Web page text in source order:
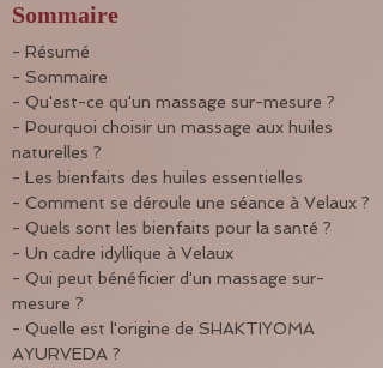
Sommaire
- Résumé
- Sommaire
- Qu'est-ce qu'un massage sur-mesure ?
- Pourquoi choisir un massage aux huiles
naturelles ?
- Les bienfaits des huiles essentielles
- Comment se déroule une séance à Velaux ?
- Quels sont les bienfaits pour la santé ?
- Un cadre idyllique à Velaux
- Qui peut bénéficier d'un massage sur-
mesure ?
- Quelle est l'origine de SHAKTIYOMA
AYURVEDA ?